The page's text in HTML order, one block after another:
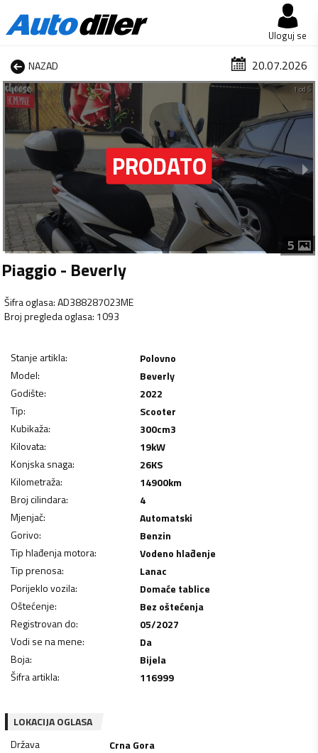
Uloguj se
NAZAD 20.07.2026
1 od 5
5
Piaggio - Beverly
Šifra oglasa:AD388287023ME
Broj pregleda oglasa: 1093
Stanje artikla:
Polovno
Model:
Beverly
Godište:
2022
Tip:
Scooter
Kubikaža: 300cm3
Kilovata: 19kW
Konjska snaga: 26KS
Kilometraža: 14900km
Broj cilindara:
4
Mjenjač:
Automatski
Gorivo:
Benzin
Tip hlađenja motora:
Vodeno hlađenje
Tip prenosa:
Lanac
Porijeklo vozila:
Domaće tablice
Oštećenje:
Bez oštećenja
Registrovan do:
05/2027
Vodi se na mene:
Da
Boja:
Bijela
Šifra artikla: 116999
LOKACIJA OGLASA
Država
Crna Gora